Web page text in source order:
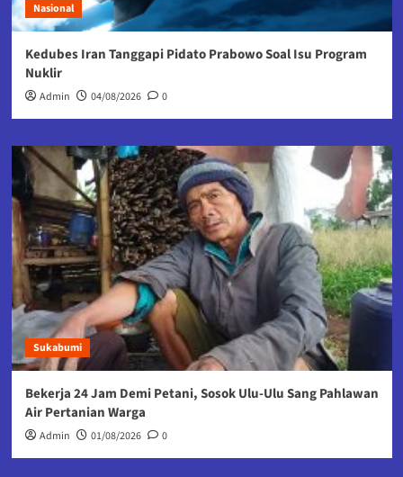
Nasional
Kedubes Iran Tanggapi Pidato Prabowo Soal Isu Program
Nuklir
Admin 04/08/2026 0
Sukabumi
Bekerja 24 Jam Demi Petani, Sosok Ulu-Ulu Sang Pahlawan
Air Pertanian Warga
Admin 01/08/2026 0